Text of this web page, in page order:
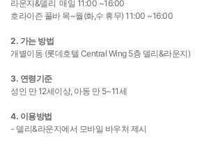
라운지&델리 매일 11:00 ~16:00
호라이즌 풀바 목~월(화,수 휴무) 11:00 ~16:00
2. 가는 방법
개별이동 (롯데호텔 Central Wing 5층 델리&라운지)
3. 연령기준
성인 만 12세이상, 아동 만 5~11세
4. 이용방법
- 델리&라운지에서 모바일 바우처 제시